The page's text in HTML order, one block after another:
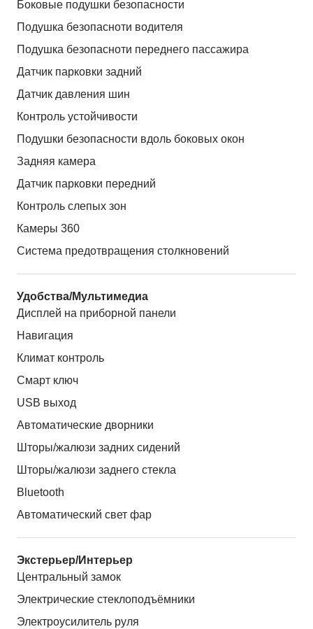
Боковые подушки безопасности
Подушка безопасноти водителя
Подушка безопасноти переднего пассажира
Датчик парковки задний
Датчик давления шин
Контроль устойчивости
Подушки безопасности вдоль боковых окон
Задняя камера
Датчик парковки передний
Контроль слепых зон
Камеры 360
Система предотвращения столкновений
Удобства/Мультимедиа
Дисплей на приборной панели
Навигация
Климат контроль
Смарт ключ
USB выход
Автоматические дворники
Шторы/жалюзи задних сидений
Шторы/жалюзи заднего стекла
Bluetooth
Автоматический свет фар
Экстерьер/Интерьер
Центральный замок
Электрические стеклоподъёмники
Электроусилитель руля